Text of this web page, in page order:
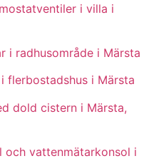
i villa i
i radhusområde i Märsta
flerbostadshus i Märsta
dold cistern i Märsta,
och vattenmätarkonsol i